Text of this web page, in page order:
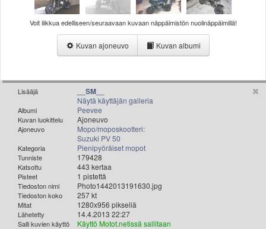
UUTISET
Valitse paikkakunta
Helsingin sää
Oulun sää
Rovaniemen sää
MUUT
VIP-jäsenyys
Paidat ja vaatteet
Suunnittele oma paita
Mainostus
Palaute
Kevytversio
Voit liikkua edelliseen/seuraavaan kuvaan näppäimistön nuolinäppäimillä!
Kuvan ajoneuvo Kuvan albumi
Lisääjä __SM__
Näytä käyttäjän galleria
Albumi Peevee
Kuvan luokittelu Ajoneuvo
Ajoneuvo
Mopo/moposkootteri:
Suzuki PV 50
Kategoria Pienipyöräiset mopot
Tunniste 179428
Katsottu 443 kertaa
Pisteet 1 pistettä
Tiedoston nimi Photo1442013191630.jpg
Tiedoston koko 257 kt
Mitat 1280x956 pikseliä
Lähetetty 14.4.2013 22:27
Salli kuvien käyttö Käyttö Motot.netissä sallitaan